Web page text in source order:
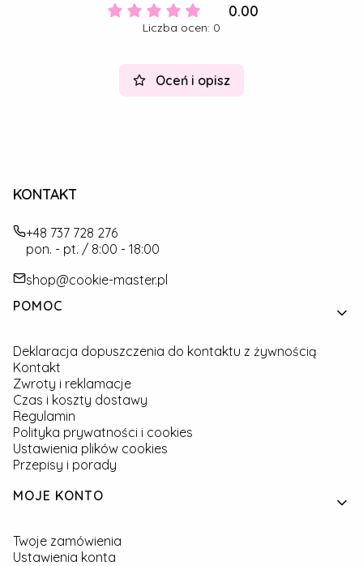
0.00
Liczba ocen: 0
Oceń i opisz
KONTAKT
+48 737 728 276
pon. - pt. / 8:00 - 18:00
shop@cookie-master.pl
Linki w stopce
POMOC
Deklaracja dopuszczenia do kontaktu z żywnością
Kontakt
Zwroty i reklamacje
Czas i koszty dostawy
Regulamin
Polityka prywatności i cookies
Ustawienia plików cookies
Przepisy i porady
MOJE KONTO
Twoje zamówienia
Ustawienia konta